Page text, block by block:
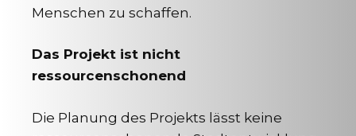
Menschen zu schaffen.
Das Projekt ist nicht
ressourcenschonend
Die Planung des Projekts lässt keine